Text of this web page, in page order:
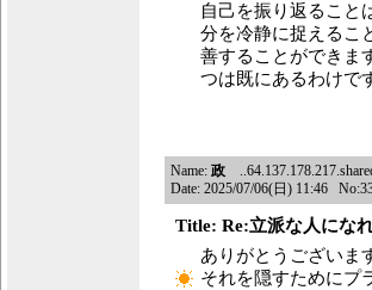
自己を振り返ること
分を冷静に捉えるこ
善することができま
つは既にあるわけで
Name: 政
Date: 2025/07/06(日) 11:46
Title: Re:立派な人にな
ありがとうございま
それを隠すためにプ